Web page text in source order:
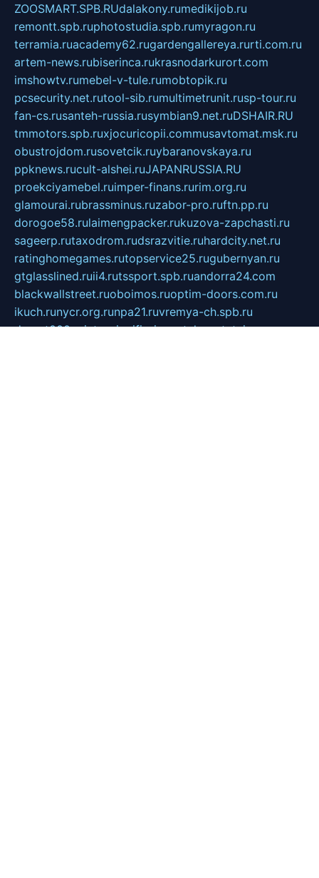
ZOOSMART.SPB.RUdalakony.rumedikijob.ru
remontt.spb.ruphotostudia.spb.rumyragon.ru
terramia.ruacademy62.rugardengallereya.rurti.com.ru
artem-news.rubiserinca.rukrasnodarkurort.com
imshowtv.rumebel-v-tule.rumobtopik.ru
pcsecurity.net.rutool-sib.rumultimetrunit.rusp-tour.ru
fan-cs.rusanteh-russia.rusymbian9.net.ruDSHAIR.RU
tmmotors.spb.ruxjocuricopii.commusavtomat.msk.ru
obustrojdom.rusovetcik.ruybaranovskaya.ru
ppknews.rucult-alshei.ruJAPANRUSSIA.RU
proekciyamebel.ruimper-finans.rurim.org.ru
glamourai.rubrassminus.ruzabor-pro.ruftn.pp.ru
dorogoe58.rulaimengpacker.rukuzova-zapchasti.ru
sageerp.rutaxodrom.rudsrazvitie.ruhardcity.net.ru
ratinghomegames.rutopservice25.rugubernyan.ru
gtglasslined.ruii4.rutssport.spb.ruandorra24.com
blackwallstreet.ruoboimos.ruoptim-doors.com.ru
ikuch.runycr.org.runpa21.ruvremya-ch.spb.ru
desert000.ruivtorgi.ruifiori.rucatalog-statei.ru